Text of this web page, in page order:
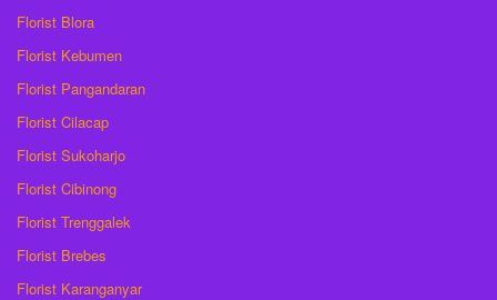
Florist Blora
Florist Kebumen
Florist Pangandaran
Florist Cilacap
Florist Sukoharjo
Florist Cibinong
Florist Trenggalek
Florist Brebes
Florist Karanganyar